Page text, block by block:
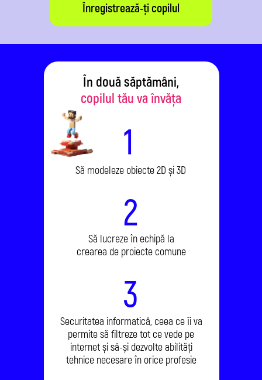
Înregistrează-ți copilul
Să modeleze obiecte 2D și 3D
1
Să lucreze în echipă la
crearea de proiecte comune
2
În două săptămâni,
copilul tău va învăța
3
Securitatea informatică, ceea ce îi va
permite să filtreze tot ce vede pe
internet și să-și dezvolte abilități
tehnice necesare în orice profesie